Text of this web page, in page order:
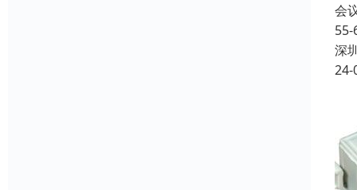
会
深
24-